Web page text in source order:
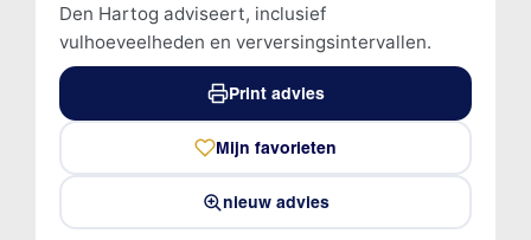
Den Hartog adviseert, inclusief
vulhoeveelheden en verversingsintervallen.
Print advies
Mijn favorieten
nieuw advies